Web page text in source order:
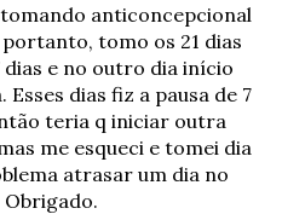
anticoncepcional
portanto, tomo os 21 dias
dias e no outro dia início
dias fiz a pausa de 7
teria q iniciar outra
me esqueci e tomei dia
atrasar um dia no